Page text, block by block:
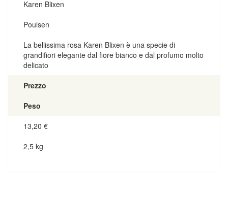
Karen Blixen
Poulsen
La bellissima rosa Karen Blixen è una specie di
grandifiori elegante dal fiore bianco e dal profumo molto
delicato
Prezzo
Peso
13,20 €
2,5 kg